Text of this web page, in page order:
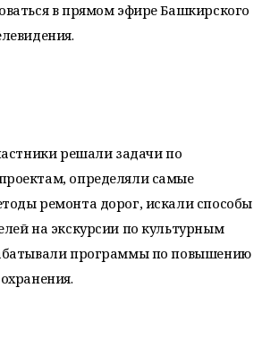
в прямом эфире Башкирского
решали задачи по
определяли самые
ремонта дорог, искали способы
на экскурсии по культурным
программы по повышению